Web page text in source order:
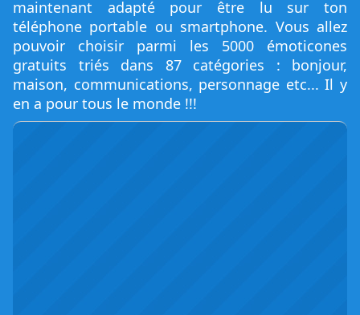
maintenant adapté pour être lu sur ton
téléphone portable ou smartphone. Vous allez
pouvoir choisir parmi les 5000 émoticones
gratuits triés dans 87 catégories : bonjour,
maison, communications, personnage etc... Il y
en a pour tous le monde !!!